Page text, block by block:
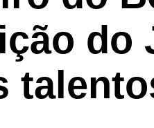
do